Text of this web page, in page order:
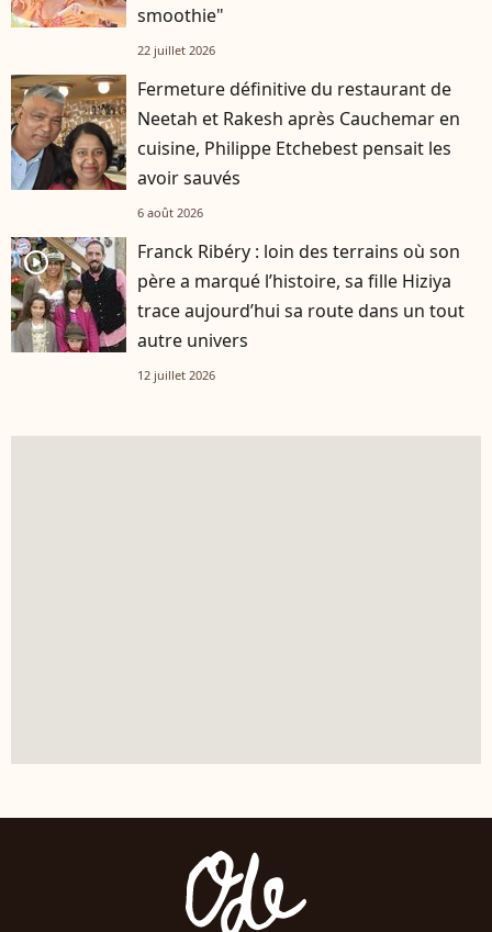
smoothie"
22 juillet 2026
Fermeture définitive du restaurant de
Neetah et Rakesh après Cauchemar en
cuisine, Philippe Etchebest pensait les
avoir sauvés
6 août 2026
player2
Franck Ribéry : loin des terrains où son
père a marqué l’histoire, sa fille Hiziya
trace aujourd’hui sa route dans un tout
autre univers
12 juillet 2026